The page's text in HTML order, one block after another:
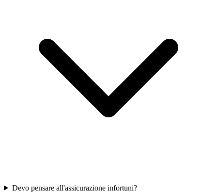
Devo pensare all'assicurazione infortuni?